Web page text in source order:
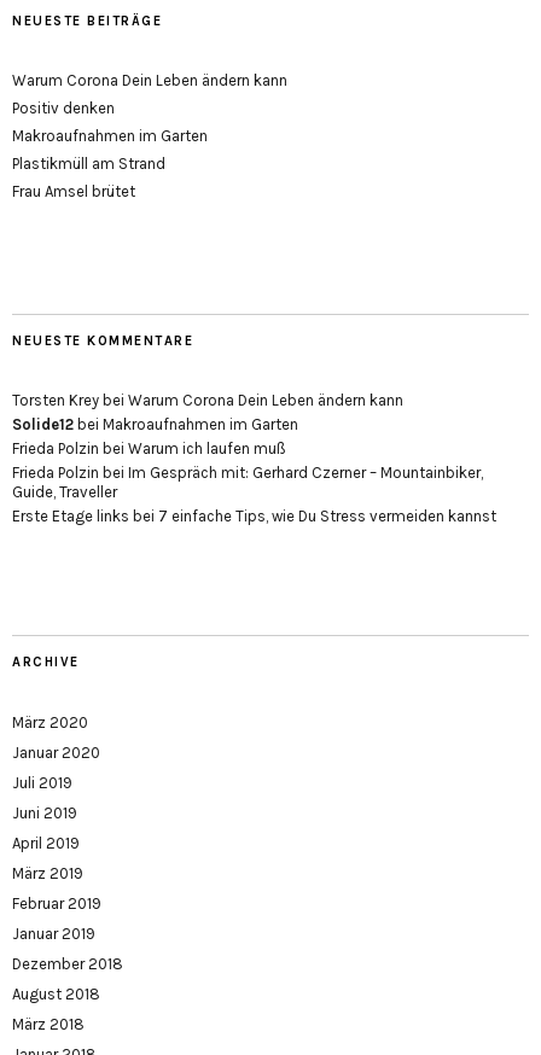
NEUESTE BEITRÄGE
Warum Corona Dein Leben ändern kann
Positiv denken
Makroaufnahmen im Garten
Plastikmüll am Strand
Frau Amsel brütet
NEUESTE KOMMENTARE
Torsten Krey bei Warum Corona Dein Leben ändern kann
Solide12 bei Makroaufnahmen im Garten
Frieda Polzin bei Warum ich laufen muß
Frieda Polzin bei Im Gespräch mit: Gerhard Czerner – Mountainbiker,
Guide, Traveller
Erste Etage links bei 7 einfache Tips, wie Du Stress vermeiden kannst
ARCHIVE
März 2020
Januar 2020
Juli 2019
Juni 2019
April 2019
März 2019
Februar 2019
Januar 2019
Dezember 2018
August 2018
März 2018